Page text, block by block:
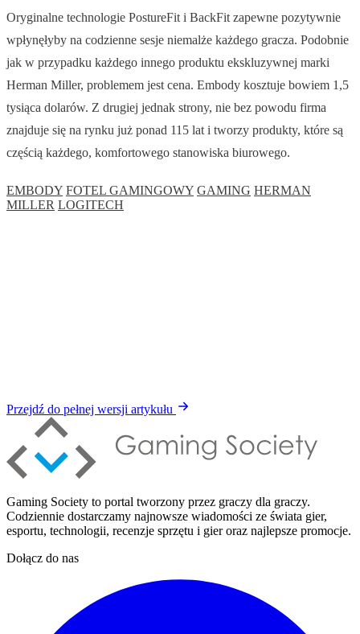
Oryginalne technologie PostureFit i BackFit zapewne pozytywnie
wpłynęłyby na codzienne sesje niemalże każdego gracza. Podobnie
jak w przypadku każdego innego produktu ekskluzywnej marki
Herman Miller, problemem jest cena. Embody kosztuje bowiem 1,5
tysiąca dolarów. Z drugiej jednak strony, nie bez powodu firma
znajduje się na rynku już ponad 115 lat i tworzy produkty, które są
częścią każdego, komfortowego stanowiska biurowego.
EMBODY FOTEL GAMINGOWY GAMING HERMAN
MILLER LOGITECH
Przejdź do pełnej wersji artykułu
Gaming Society to portal tworzony przez graczy dla graczy.
Codziennie dostarczamy najnowsze wiadomości ze świata gier,
esportu, technologii, recenzje sprzętu i gier oraz najlepsze promocje.
Dołącz do nas